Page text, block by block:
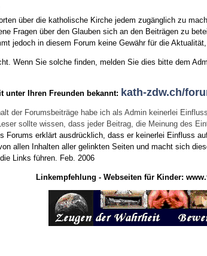
über die katholische Kirche jedem zugänglich zu
Fragen über den Glauben sich an den Beiträgen zu
jedoch in diesem Forum keine Gewähr für die
Wenn Sie solche finden, melden Sie dies bitte dem
unter Ihren Freunden bekannt: kath-zdw.ch/
der Forumsbeiträge habe ich als Admin keinerlei
sollte wissen, dass jeder Beitrag, die Meinung des
Forums erklärt ausdrücklich, dass er keinerlei Einfluss
allen Inhalten aller gelinkten Seiten und macht sich
Links führen.
Feb. 2006
Linkempfehlung - Webseiten für Kinder: